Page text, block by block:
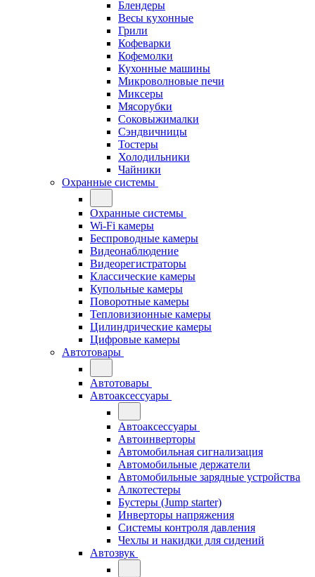
Блендеры
Весы кухонные
Грили
Кофеварки
Кофемолки
Кухонные машины
Микроволновые печи
Миксеры
Мясорубки
Соковыжималки
Сэндвичницы
Тостеры
Холодильники
Чайники
Охранные системы
Охранные системы
Wi-Fi камеры
Беспроводные камеры
Видеонаблюдение
Видеорегистраторы
Классические камеры
Купольные камеры
Поворотные камеры
Тепловизионные камеры
Цилиндрические камеры
Цифровые камеры
Автотовары
Автотовары
Автоаксессуары
Автоаксессуары
Автоинверторы
Автомобильная сигнализация
Автомобильные держатели
Автомобильные зарядные устройства
Алкотестеры
Бустеры (Jump starter)
Инверторы напряжения
Системы контроля давления
Чехлы и накидки для сидений
Автозвук